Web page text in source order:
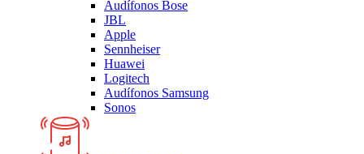
Audífonos Bose
JBL
Apple
Sennheiser
Huawei
Logitech
Audífonos Samsung
Sonos